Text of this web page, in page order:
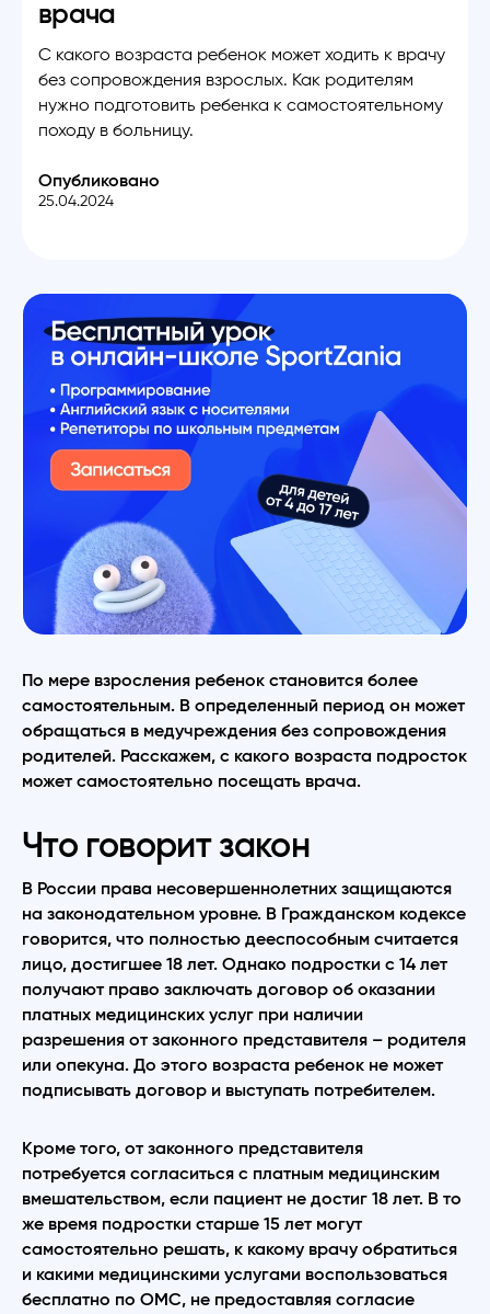
врача
С какого возраста ребенок может ходить к врачу
без сопровождения взрослых. Как родителям
нужно подготовить ребенка к самостоятельному
походу в больницу.
Опубликовано
25.04.2024
По мере взросления ребенок становится более
самостоятельным. В определенный период он может
обращаться в медучреждения без сопровождения
родителей. Расскажем, с какого возраста подросток
может самостоятельно посещать врача.
Что говорит закон
В России права несовершеннолетних защищаются
на законодательном уровне. В Гражданском кодексе
говорится, что полностью дееспособным считается
лицо, достигшее 18 лет. Однако подростки с 14 лет
получают право заключать договор об оказании
платных медицинских услуг при наличии
разрешения от законного представителя – родителя
или опекуна. До этого возраста ребенок не может
подписывать договор и выступать потребителем.
Кроме того, от законного представителя
потребуется согласиться с платным медицинским
вмешательством, если пациент не достиг 18 лет. В то
же время подростки старше 15 лет могут
самостоятельно решать, к какому врачу обратиться
и какими медицинскими услугами воспользоваться
бесплатно по ОМС, не предоставляя согласие